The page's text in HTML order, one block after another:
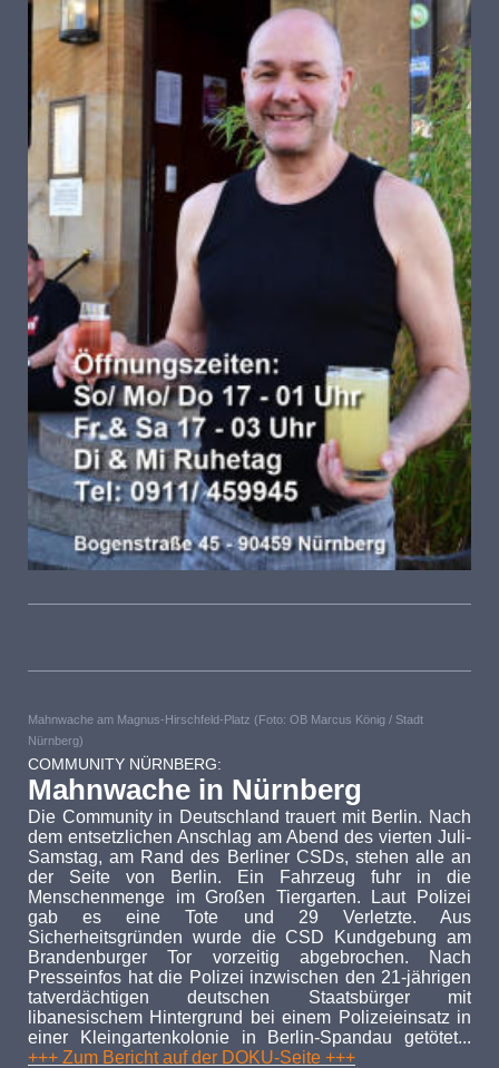
Mahnwache am Magnus-Hirschfeld-Platz (Foto: OB Marcus König / Stadt
Nürnberg)
COMMUNITY NÜRNBERG:
Mahnwache in Nürnberg
Die Community in Deutschland trauert mit Berlin. Nach
dem entsetzlichen Anschlag am Abend des vierten Juli-
Samstag, am Rand des Berliner CSDs, stehen alle an
der Seite von Berlin. Ein Fahrzeug fuhr in die
Menschenmenge im Großen Tiergarten. Laut Polizei
gab es eine Tote und 29 Verletzte. Aus
Sicherheitsgründen wurde die CSD Kundgebung am
Brandenburger Tor vorzeitig abgebrochen. Nach
Presseinfos hat die Polizei inzwischen den 21-jährigen
tatverdächtigen deutschen Staatsbürger mit
libanesischem Hintergrund bei einem Polizeieinsatz in
einer Kleingartenkolonie in Berlin-Spandau getötet...
+++ Zum Bericht auf der DOKU-Seite +++